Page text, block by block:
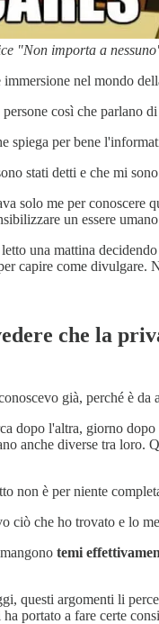
"Non importa a
nel mondo
così che parlano
spiega per bene
stati detti e che mi
solo me per conoscere
un essere
una mattina
capire come
che la
già, perché è da
dopo l'altra, giorno
anche diverse tra loro.
non è per niente
ciò che ho trovato e lo
temi
questi argomenti li
portato a fare certe